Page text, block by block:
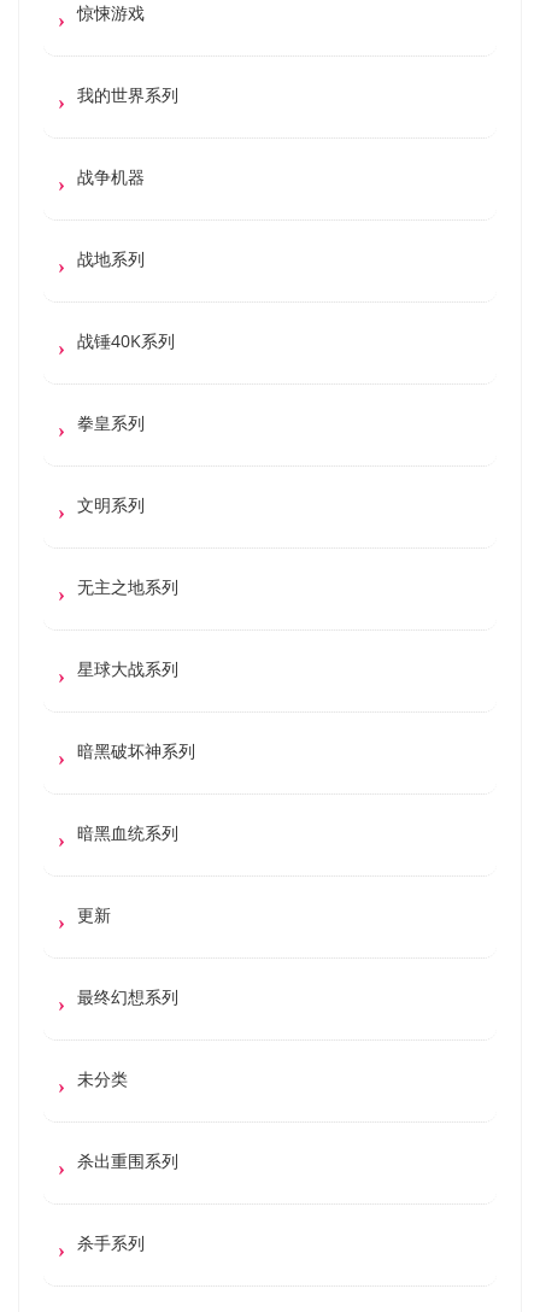
惊悚游戏
我的世界系列
战争机器
战地系列
战锤40K系列
拳皇系列
文明系列
无主之地系列
星球大战系列
暗黑破坏神系列
暗黑血统系列
更新
最终幻想系列
未分类
杀出重围系列
杀手系列